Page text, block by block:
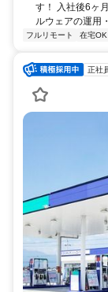
す！ 入社後6ヶ
ルウェアの運用
フルリモート 在宅OK
正社